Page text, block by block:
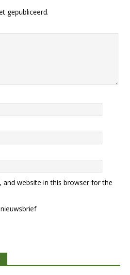
gepubliceerd.
and website in this browser for the